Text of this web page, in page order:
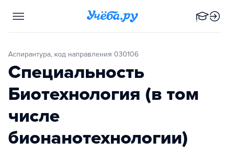
Аспирантура, код направления 030106
Специальность
Биотехнология (в том
числе
бионанотехнологии)